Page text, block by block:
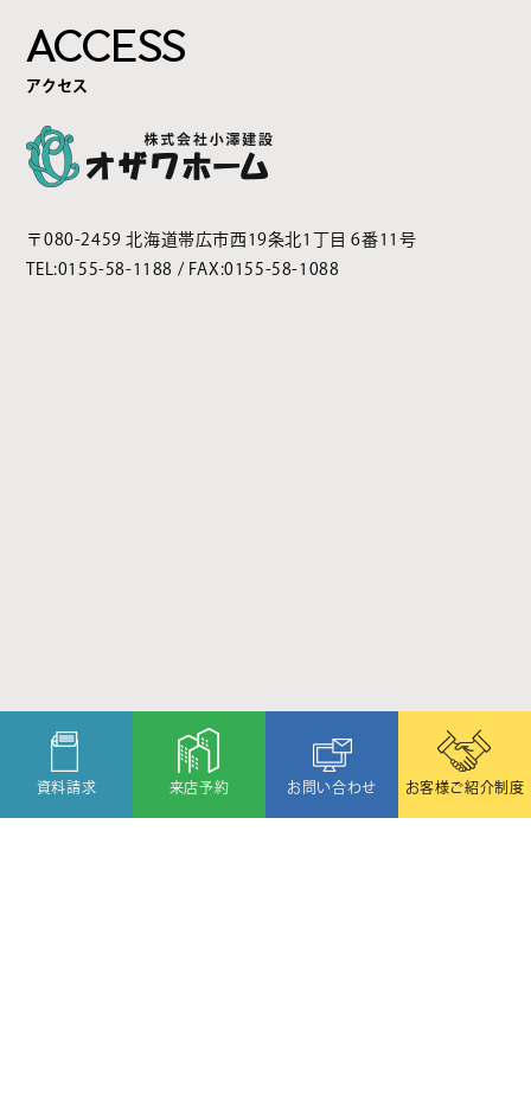
資料請求 来店予約 お問い合わせ お客様ご紹介制度
ACCESS
アクセス
〒080-2459 北海道帯広市西19条北1丁目 6番11号
TEL:0155-58-1188 / FAX:0155-58-1088